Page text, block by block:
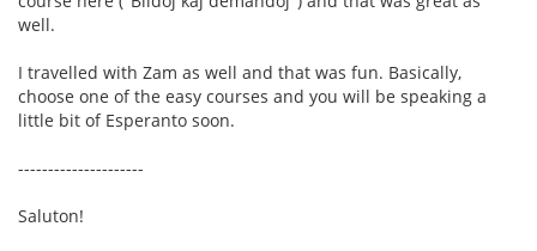
well.
I travelled with Zam as well and that was fun. Basically,
choose one of the easy courses and you will be speaking a
little bit of Esperanto soon.
---------------------
Saluton!